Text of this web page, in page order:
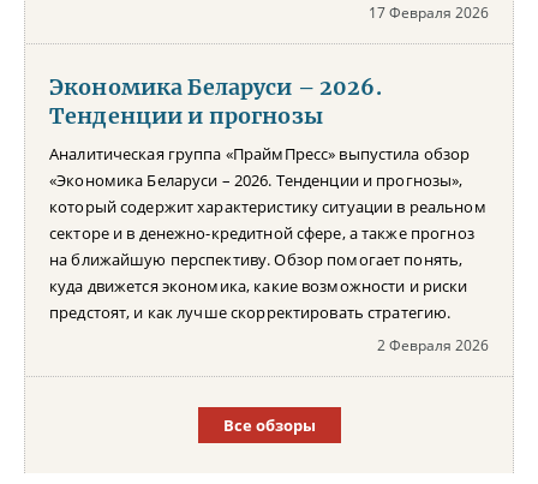
17 Февраля 2026
Экономика Беларуси – 2026.
Тенденции и прогнозы
Аналитическая группа «ПраймПресс» выпустила обзор
«Экономика Беларуси – 2026. Тенденции и прогнозы»,
который содержит характеристику ситуации в реальном
секторе и в денежно-кредитной сфере, а также прогноз
на ближайшую перспективу. Обзор помогает понять,
куда движется экономика, какие возможности и риски
предстоят, и как лучше скорректировать стратегию.
2 Февраля 2026
Все обзоры